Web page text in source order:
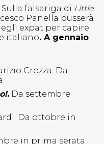
Sulla falsariga di Little
Panella busserà
expat per capire
italiano. A gennaio
Crozza. Da
Da settembre
Da ottobre in
in prima serata